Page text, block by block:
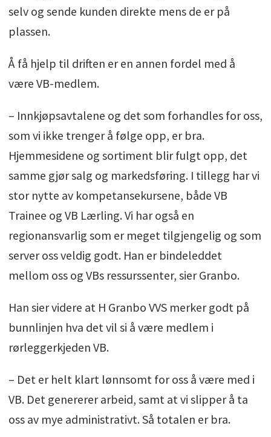
selv og sende kunden direkte mens de er på
plassen.
Å få hjelp til driften er en annen fordel med å
være VB-medlem.
– Innkjøpsavtalene og det som forhandles for oss,
som vi ikke trenger å følge opp, er bra.
Hjemmesidene og sortiment blir fulgt opp, det
samme gjør salg og markedsføring. I tillegg har vi
stor nytte av kompetansekursene, både VB
Trainee og VB Lærling. Vi har også en
regionansvarlig som er meget tilgjengelig og som
server oss veldig godt. Han er bindeleddet
mellom oss og VBs ressurssenter, sier Granbo.
Han sier videre at H Granbo VVS merker godt på
bunnlinjen hva det vil si å være medlem i
rørleggerkjeden VB.
– Det er helt klart lønnsomt for oss å være med i
VB. Det genererer arbeid, samt at vi slipper å ta
oss av mye administrativt. Så totalen er bra.